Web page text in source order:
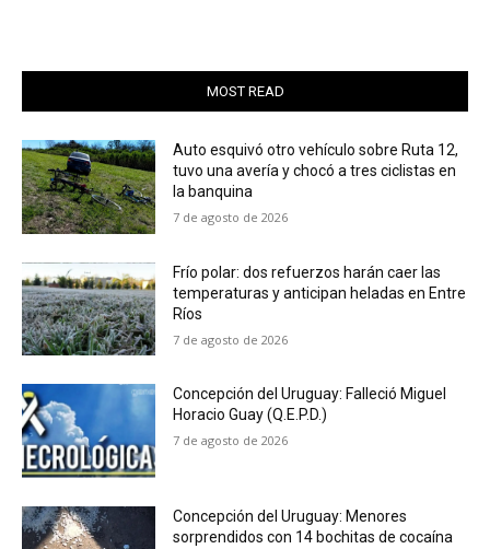
MOST READ
Auto esquivó otro vehículo sobre Ruta 12,
tuvo una avería y chocó a tres ciclistas en
la banquina
7 de agosto de 2026
Frío polar: dos refuerzos harán caer las
temperaturas y anticipan heladas en Entre
Ríos
7 de agosto de 2026
Concepción del Uruguay: Falleció Miguel
Horacio Guay (Q.E.P.D.)
7 de agosto de 2026
Concepción del Uruguay: Menores
sorprendidos con 14 bochitas de cocaína